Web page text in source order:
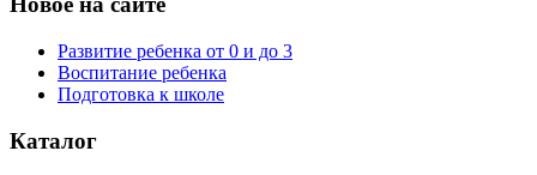
Развитие ребенка от 0 и до 3
Воспитание ребенка
Подготовка к школе
Каталог